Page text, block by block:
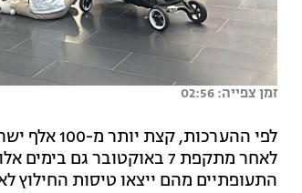
זמן צפייה: 02:56
לפי
לאחר מתקפת 7 באוקטובר גם בימים אלו, כמו לפני למעלה משנה וחצי,
התעופתיים מהם ייצאו טיסות החילוץ